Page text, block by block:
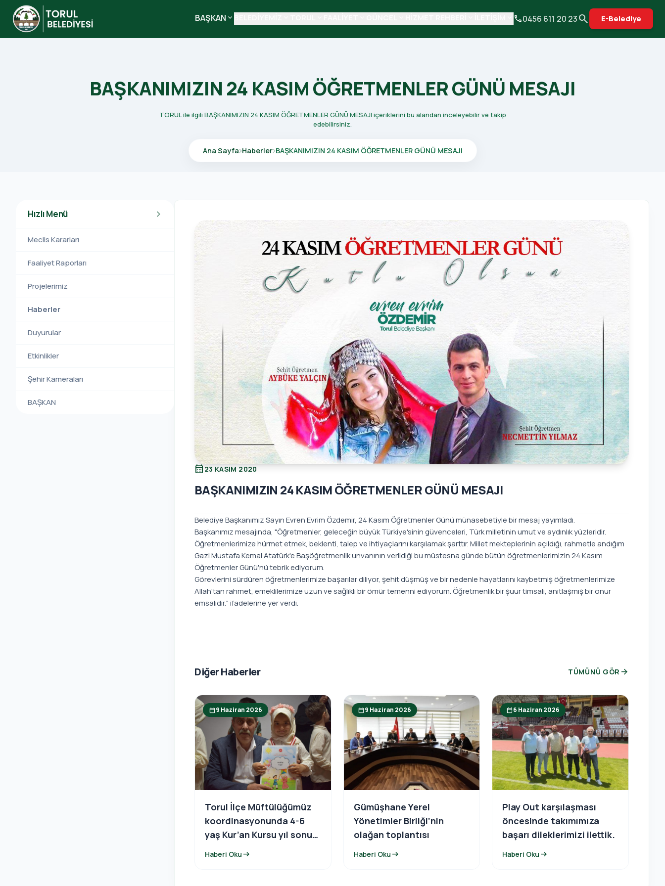
BAŞKAN keyboard_arrow_down phone0456 611 20 23search E-Belediye
BAŞKANIMIZIN 24 KASIM ÖĞRETMENLER GÜNÜ MESAJI
TORUL ile ilgili BAŞKANIMIZIN 24 KASIM ÖĞRETMENLER GÜNÜ MESAJI içeriklerini bu alandan inceleyebilir ve takip
edebilirsiniz.
Ana Sayfa Haberler BAŞKANIMIZIN 24 KASIM ÖĞRETMENLER GÜNÜ MESAJI
Hızlı Menü
Meclis Kararları
Faaliyet Raporları
Projelerimiz
Haberler
Duyurular
Etkinlikler
Şehir Kameraları
BAŞKAN
calendar_month 23 KASIM 2020
BAŞKANIMIZIN 24 KASIM ÖĞRETMENLER GÜNÜ MESAJI
Belediye Başkanımız Sayın Evren Evrim Özdemir, 24 Kasım Öğretmenler Günü münasebetiyle bir mesaj yayımladı.
Başkanımız mesajında, "Öğretmenler, geleceğin büyük Türkiye'sinin güvenceleri, Türk milletinin umut ve aydınlık yüzleridir.
Öğretmenlerimize hürmet etmek, beklenti, talep ve ihtiyaçlarını karşılamak şarttır. Millet mekteplerinin açıldığı, rahmetle andığım
Gazi Mustafa Kemal Atatürk'e Başöğretmenlik unvanının verildiği bu müstesna günde bütün öğretmenlerimizin 24 Kasım
Öğretmenler Günü'nü tebrik ediyorum.
Görevlerini sürdüren öğretmenlerimize başarılar diliyor, şehit düşmüş ve bir nedenle hayatlarını kaybetmiş öğretmenlerimize
Allah'tan rahmet, emeklilerimize uzun ve sağlıklı bir ömür temenni ediyorum. Öğretmenlik bir şuur timsali, anıtlaşmış bir onur
emsalidir." ifadelerine yer verdi.
Diğer Haberler TÜMÜNÜ GÖR arrow_forward
calendar_today9 Haziran 2026
Torul İlçe Müftülüğümüz
koordinasyonunda 4-6
yaş Kur’an Kursu yıl sonu
Haberi Oku arrow_right_alt
calendar_today9 Haziran 2026
Gümüşhane Yerel
Yönetimler Birliği’nin
olağan toplantısı
Haberi Oku arrow_right_alt
calendar_today6 Haziran 2026
Play Out karşılaşması
öncesinde takımımıza
başarı dileklerimizi ilettik.
Haberi Oku arrow_right_alt